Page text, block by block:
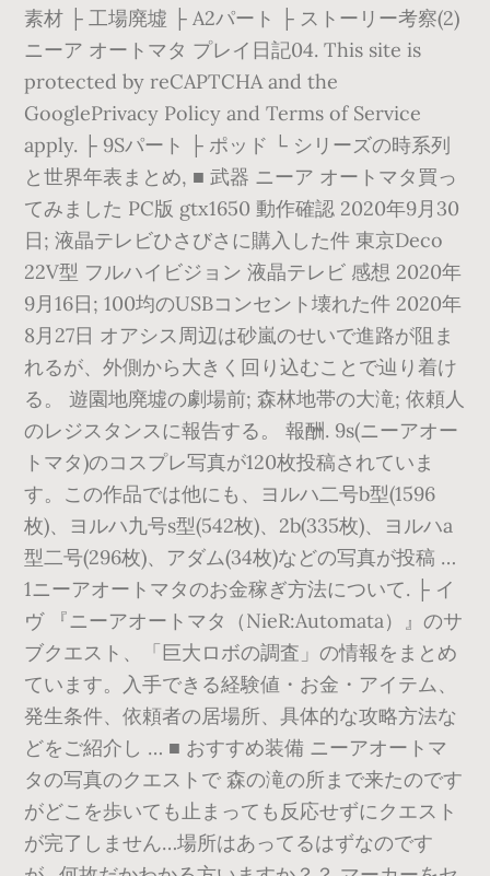
素材 ├ 工場廃墟 ├ A2パート ├ ストーリー考察(2)
ニーア オートマタ プレイ日記04. This site is
protected by reCAPTCHA and the
GooglePrivacy Policy and Terms of Service
apply. ├ 9Sパート ├ ポッド └ シリーズの時系列
と世界年表まとめ, ■ 武器 ニーア オートマタ買っ
てみました PC版 gtx1650 動作確認 2020年9月30
日; 液晶テレビひさびさに購入した件 東京Deco
22V型 フルハイビジョン 液晶テレビ 感想 2020年
9月16日; 100均のUSBコンセント壊れた件 2020年
8月27日 オアシス周辺は砂嵐のせいで進路が阻ま
れるが、外側から大きく回り込むことで辿り着け
る。 遊園地廃墟の劇場前; 森林地帯の大滝; 依頼人
のレジスタンスに報告する。 報酬. 9s(ニーアオー
トマタ)のコスプレ写真が120枚投稿されていま
す。この作品では他にも、ヨルハ二号b型(1596
枚)、ヨルハ九号s型(542枚)、2b(335枚)、ヨルハa
型二号(296枚)、アダム(34枚)などの写真が投稿 …
1ニーアオートマタのお金稼ぎ方法について. ├ イ
ヴ 『ニーアオートマタ（NieR:Automata）』のサ
ブクエスト、「巨大ロボの調査」の情報をまとめ
ています。入手できる経験値・お金・アイテム、
発生条件、依頼者の居場所、具体的な攻略方法な
どをご紹介し … ■ おすすめ装備 ニーアオートマ
タの写真のクエストで 森の滝の所まで来たのです
がどこを歩いても止まっても反応せずにクエスト
が完了しません…場所はあってるはずなのです